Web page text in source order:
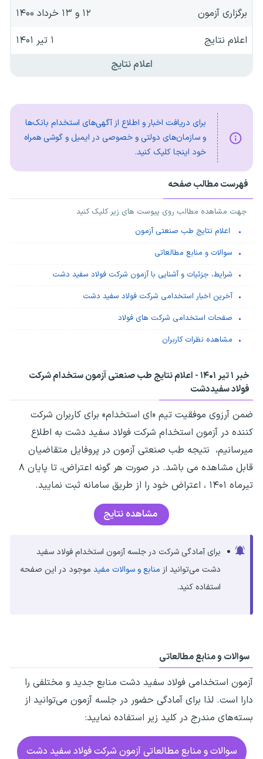
برگزاری آزمون
۱۲ و ۱۳ خرداد ۱۴۰۰
اعلام نتایج
۱ تیر ۱۴۰۱
اعلام نتایج
برای دریافت اخبار و اطلاع از آگهی‌های استخدام بانک‌ها
و سازمان‌های دولتی و خصوصی در ایمیل و گوشی همراه
خود اینجا کلیک کنید.
فهرست مطالب صفحه
جهت مشاهده مطالب روی پیوست های زیر کلیک کنید
اعلام نتایج طب صنعتی آزمون
سوالات و منابع مطالعاتی
شرایط، جزئیات و آشنایی با آزمون شرکت فولاد سفید دشت
آخرین اخبار استخدامی شرکت فولاد سفید دشت
صفحات استخدامی شرکت های فولاد
مشاهده نظرات کاربران
خبر ۱ تیر ۱۴۰۱ -
اعلام نتایج طب صنعتی آزمون ستخدام شرکت
فولاد سفیددشت
ضمن آرزوی موفقیت تیم «ای استخدام» برای کاربران شرکت
کننده در آزمون استخدام شرکت فولاد سفید دشت به اطلاع
میرسانیم، نتیجه طب صنعتی آزمون در پروفایل متقاضیان
قابل مشاهده می باشد. در صورت هر گونه اعتراض، تا پایان ۸
تیرماه ۱۴۰۱ ، اعتراض خود را از طریق سامانه ثبت نمایید.
مشاهده نتایج
برای آمادگی شرکت در جلسه آزمون استخدام فولاد سفید
دشت می‌توانید از منابع و سوالات مفید موجود در این صفحه
استفاده کنید.
سوالات و منابع مطالعاتی
آزمون استخدامی فولاد سفید دشت منابع جدید و مختلفی را
دارا است. لذا برای آمادگی حضور در جلسه آزمون می‌توانید از
بسته‌های مندرج در کلید زیر استفاده نمایید:
سوالات و منابع مطالعاتی آزمون شرکت فولاد سفید دشت